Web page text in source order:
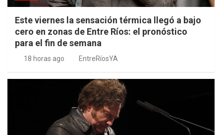
Este viernes la sensación térmica llegó a bajo
cero en zonas de Entre Ríos: el pronóstico
para el fin de semana
18 horas ago EntreRíosYA